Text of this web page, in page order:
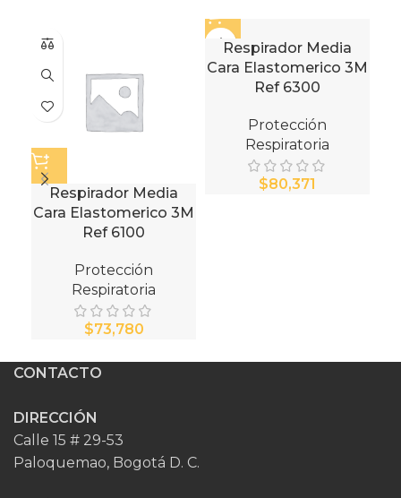
Respirador Media
Cara Elastomerico 3M
Ref 6100
Protección
Respiratoria
$
Respirador Media
Cara Elastomerico 3M
Ref 6300
Protección
Respiratoria
$
CONTACTO
DIRECCIÓN
Calle 15 # 29-53
Paloquemao, Bogotá D. C.